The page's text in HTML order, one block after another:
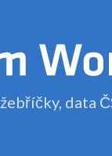
data